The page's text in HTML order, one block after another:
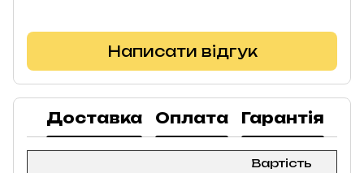
Написати відгук
Доставка Оплата Гарантія
Вартість